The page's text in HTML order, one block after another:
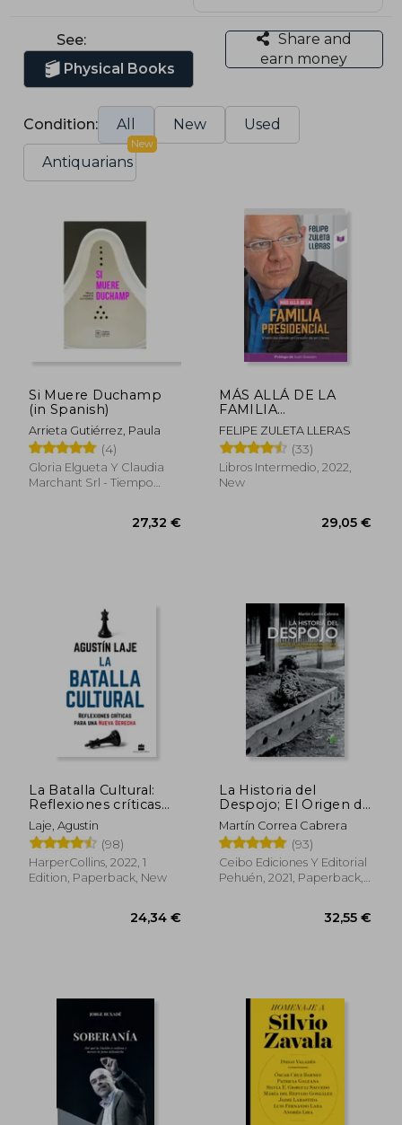
See:
Physical Books
Share and
earn money
Condition: All New Used
Antiquarians
New
Si Muere Duchamp
(in Spanish)
Arrieta Gutiérrez, Paula
(4)
Gloria Elgueta Y Claudia
Marchant Srl - Tiempo
MÁS ALLÁ DE LA
FAMILIA
PRESIDENCIAL (in
Spanish)
FELIPE ZULETA LLERAS
(33)
Libros Intermedio, 2022,
New
La Batalla Cultural:
Reflexiones críticas
para una nueva
derecha (in Spanish)
Laje, Agustin
(98)
HarperCollins, 2022, 1
Edition, Paperback, New
La Historia del
Despojo; El Origen de
la Propiedad
Particular en el
Territorio Mapuche
(in Spanish)
Martín Correa Cabrera
(93)
Ceibo Ediciones Y Editorial
Pehuén, 2021, Paperback,